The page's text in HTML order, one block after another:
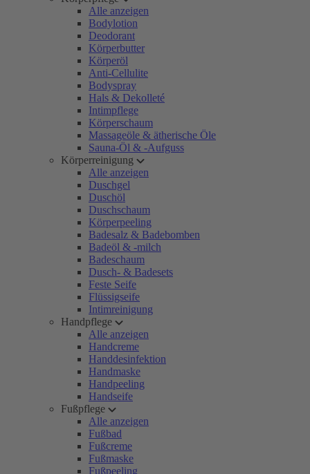
Alle anzeigen
Bodylotion
Deodorant
Körperbutter
Körperöl
Anti-Cellulite
Bodyspray
Hals & Dekolleté
Intimpflege
Körperschaum
Massageöle & ätherische Öle
Sauna-Öl & -Aufguss
Körperreinigung
Alle anzeigen
Duschgel
Duschöl
Duschschaum
Körperpeeling
Badesalz & Badebomben
Badeöl & -milch
Badeschaum
Dusch- & Badesets
Feste Seife
Flüssigseife
Intimreinigung
Handpflege
Alle anzeigen
Handcreme
Handdesinfektion
Handmaske
Handpeeling
Handseife
Fußpflege
Alle anzeigen
Fußbad
Fußcreme
Fußmaske
Fußpeeling